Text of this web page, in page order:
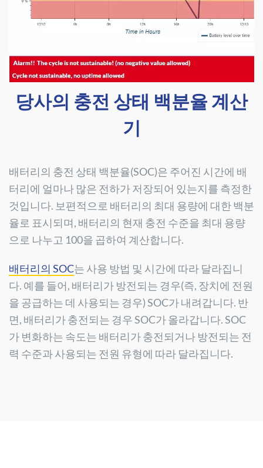
당사의 충전 상태 백분율 계산
기
배터리의 충전 상태 백분율(SOC)은 주어진 시간에 배
터리에 얼마나 많은 전하가 저장되어 있는지를 측정한
것입니다. 보편적으로 배터리의 최대 용량에 대한 백분
율로 표시되며, 배터리의 현재 충전 수준을 최대 용량
으로 나누고 100을 곱하여 계산합니다.
배터리의 SOC는 사용 방법 및 시간에 따라 달라집니
다. 예를 들어, 배터리가 방전되는 경우(즉, 장치에 전원
을 공급하는 데 사용되는 경우) SOC가 내려갑니다. 반
면, 배터리가 충전되는 경우 SOC가 올라갑니다. SOC
가 변화하는 속도는 배터리가 충전되거나 방전되는 전
력 수준과 사용되는 전원 유형에 따라 달라집니다.